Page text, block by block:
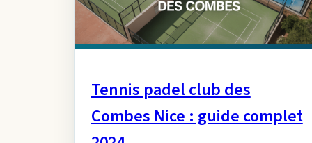
Tennis padel club des
Combes Nice : guide complet